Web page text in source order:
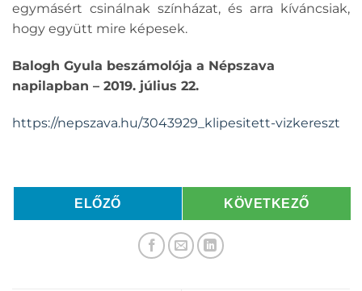
egymásért csinálnak színházat, és arra kíváncsiak,
hogy együtt mire képesek.
Balogh Gyula beszámolója a Népszava
napilapban – 2019. július 22.
https://nepszava.hu/3043929_klipesitett-vizkereszt
ELŐZŐ KÖVETKEZŐ